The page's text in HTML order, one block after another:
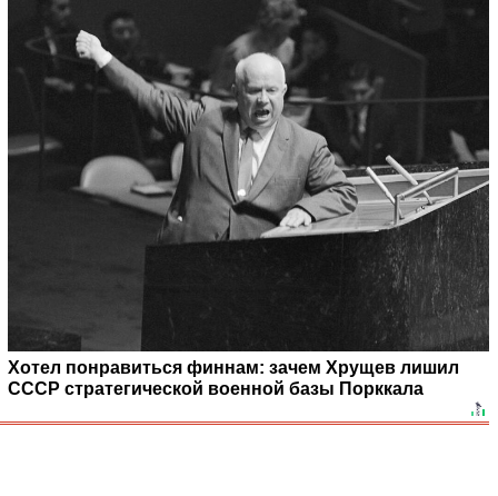
Хотел понравиться финнам: зачем Хрущев лишил
СССР стратегической военной базы Порккала